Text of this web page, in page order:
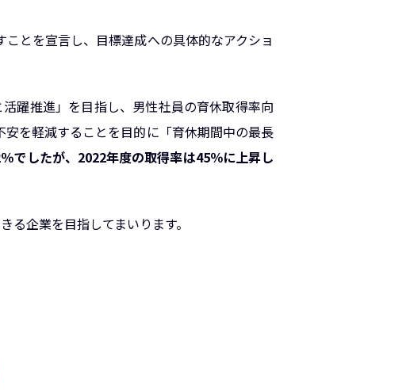
とを宣言し、目標達成への具体的なアクショ
躍推進」を目指し、男性社員の育休取得率向
を軽減することを目的に「育休期間中の最長
でしたが、2022年度の取得率は45％に上昇し
企業を目指してまいります。